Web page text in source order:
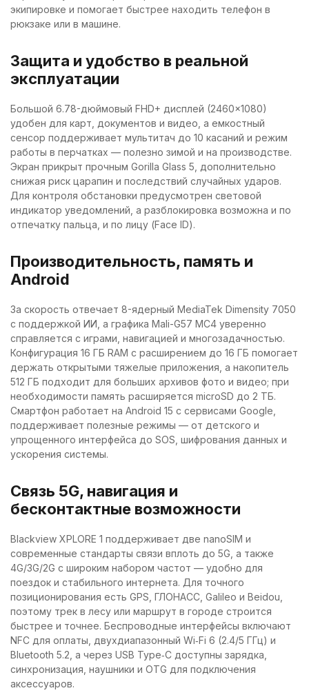
экипировке и помогает быстрее находить телефон в
рюкзаке или в машине.
Защита и удобство в реальной
эксплуатации
Большой 6.78-дюймовый FHD+ дисплей (2460×1080)
удобен для карт, документов и видео, а емкостный
сенсор поддерживает мультитач до 10 касаний и режим
работы в перчатках — полезно зимой и на производстве.
Экран прикрыт прочным Gorilla Glass 5, дополнительно
снижая риск царапин и последствий случайных ударов.
Для контроля обстановки предусмотрен световой
индикатор уведомлений, а разблокировка возможна и по
отпечатку пальца, и по лицу (Face ID).
Производительность, память и
Android
За скорость отвечает 8-ядерный MediaTek Dimensity 7050
с поддержкой ИИ, а графика Mali-G57 MC4 уверенно
справляется с играми, навигацией и многозадачностью.
Конфигурация 16 ГБ RAM с расширением до 16 ГБ помогает
держать открытыми тяжелые приложения, а накопитель
512 ГБ подходит для больших архивов фото и видео; при
необходимости память расширяется microSD до 2 ТБ.
Смартфон работает на Android 15 с сервисами Google,
поддерживает полезные режимы — от детского и
упрощенного интерфейса до SOS, шифрования данных и
ускорения системы.
Связь 5G, навигация и
бесконтактные возможности
Blackview XPLORE 1 поддерживает две nanoSIM и
современные стандарты связи вплоть до 5G, а также
4G/3G/2G с широким набором частот — удобно для
поездок и стабильного интернета. Для точного
позиционирования есть GPS, ГЛОНАСС, Galileo и Beidou,
поэтому трек в лесу или маршрут в городе строится
быстрее и точнее. Беспроводные интерфейсы включают
NFC для оплаты, двухдиапазонный Wi‑Fi 6 (2.4/5 ГГц) и
Bluetooth 5.2, а через USB Type‑C доступны зарядка,
синхронизация, наушники и OTG для подключения
аксессуаров.